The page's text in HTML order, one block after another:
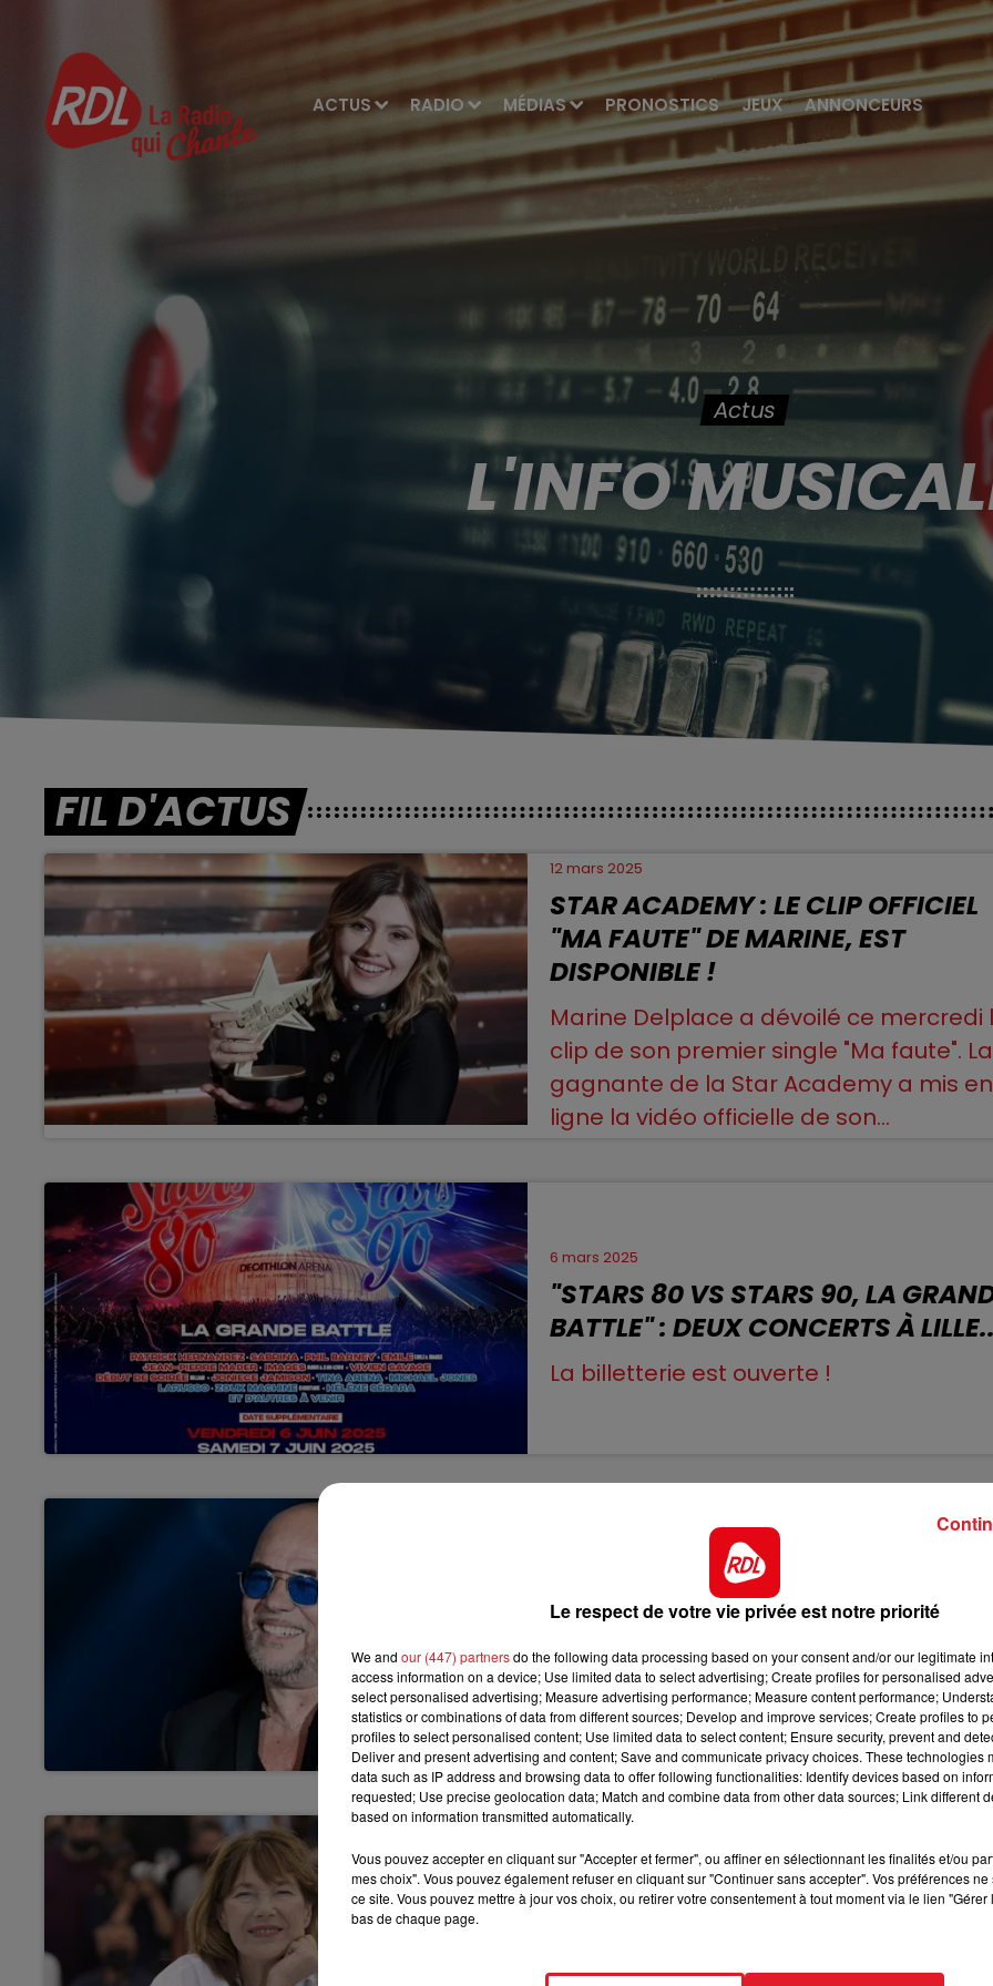
ACTUS RADIO MÉDIAS PRONOSTICS JEUX ANNONCEURS
8h00 - 10h00
RDL WEEK-END
11h00 - 12h00
SUR UN AIR D'ACCORDÉON
Actus
L'INFO
FIL D'ACTUS
12 mars 2025
STAR ACADEMY : LE CLIP OFFICIEL
"MA FAUTE" DE MARINE, EST
DISPONIBLE !
Marine Delplace a dévoilé ce mercredi
clip de son premier single "Ma faute". La
gagnante de la Star Academy a mis en
ligne la vidéo officielle de son...
6 mars 2025
"STARS 80 VS STARS 90, LA
BATTLE" : DEUX CONCERTS À
La billetterie est ouverte !
UN NOUVEL ALBUM POUR PASCAL
nouvel album. Cet album constitué de
titres inédits intitulé "le beau qui pleut"
est rempli de poésie.
17 juillet 2023
JANE BIRKIN : RETOUR SUR LA
CARRIÈRE DE L'ANGLAISE PRÉFÉRÉE
Jane Birkin est décédée dimanche 16
Le respect de votre vie privée est notre priorité
We and our (447) partnersdo the following data processing based on your consent and/or our legitimate
access information on a device; Use limited data to select advertising; Create profiles for personalised
select personalised advertising; Measure advertising performance; Measure content performance;
statistics or combinations of data from different sources; Develop and improve services; Create profiles to
profiles to select personalised content; Use limited data to select content; Ensure security, prevent and
Deliver and present advertising and content; Save and communicate privacy choices. These technologies
data such as IP address and browsing data to offer following functionalities: Identify devices based on
requested; Use precise geolocation data; Match and combine data from other data sources; Link different
based on information transmitted automatically.
Vous pouvez accepter en cliquant sur "Accepter et fermer", ou affiner en sélectionnant les finalités et/ou
mes choix". Vous pouvez également refuser en cliquant sur "Continuer sans accepter". Vos préférences
ce site. Vous pouvez mettre à jour vos choix, ou retirer votre consentement à tout moment via le lien
bas de chaque page.